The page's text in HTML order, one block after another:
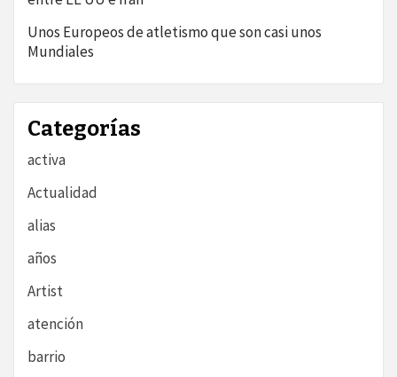
Unos Europeos de atletismo que son casi unos
Mundiales
Categorías
activa
Actualidad
alias
años
Artist
atención
barrio